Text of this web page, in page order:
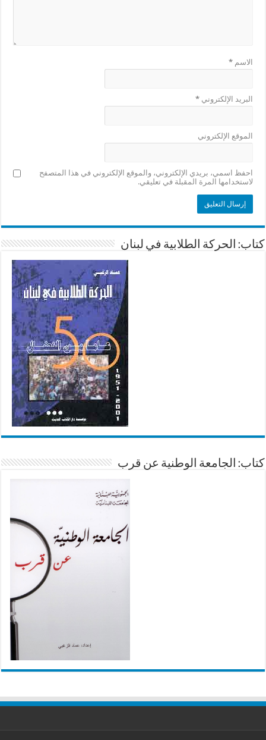
الاسم*
البريد الإلكتروني*
الموقع الإلكتروني
احفظ اسمي، بريدي الإلكتروني، والموقع الإلكتروني في هذا المتصفح
لاستخدامها المرة المقبلة في تعليقي.
كتاب: الحركة الطلابية في لبنان
كتاب: الجامعة الوطنية عن قرب